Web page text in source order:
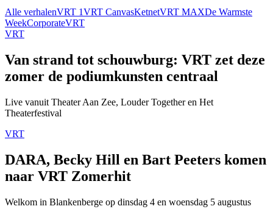
Alle verhalenVRT 1VRT CanvasKetnetVRT MAXDe Warmste
WeekCorporateVRT
VRT
Van strand tot schouwburg: VRT zet deze
zomer de podiumkunsten centraal
Live vanuit Theater Aan Zee, Louder Together en Het
Theaterfestival
VRT
DARA, Becky Hill en Bart Peeters komen
naar VRT Zomerhit
Welkom in Blankenberge op dinsdag 4 en woensdag 5 augustus